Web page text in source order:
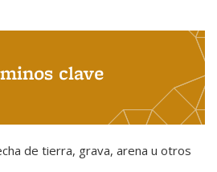
clave
de tierra, grava, arena u otros